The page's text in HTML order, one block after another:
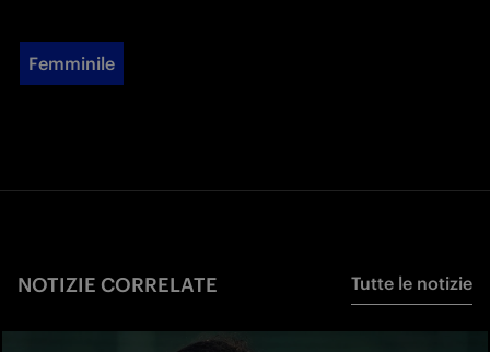
Femminile
NOTIZIE CORRELATE Tutte le notizie